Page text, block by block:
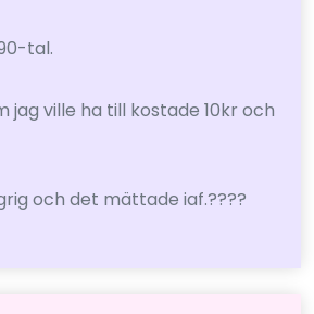
tal.
jag ville ha till kostade 10kr och
och det mättade iaf.????